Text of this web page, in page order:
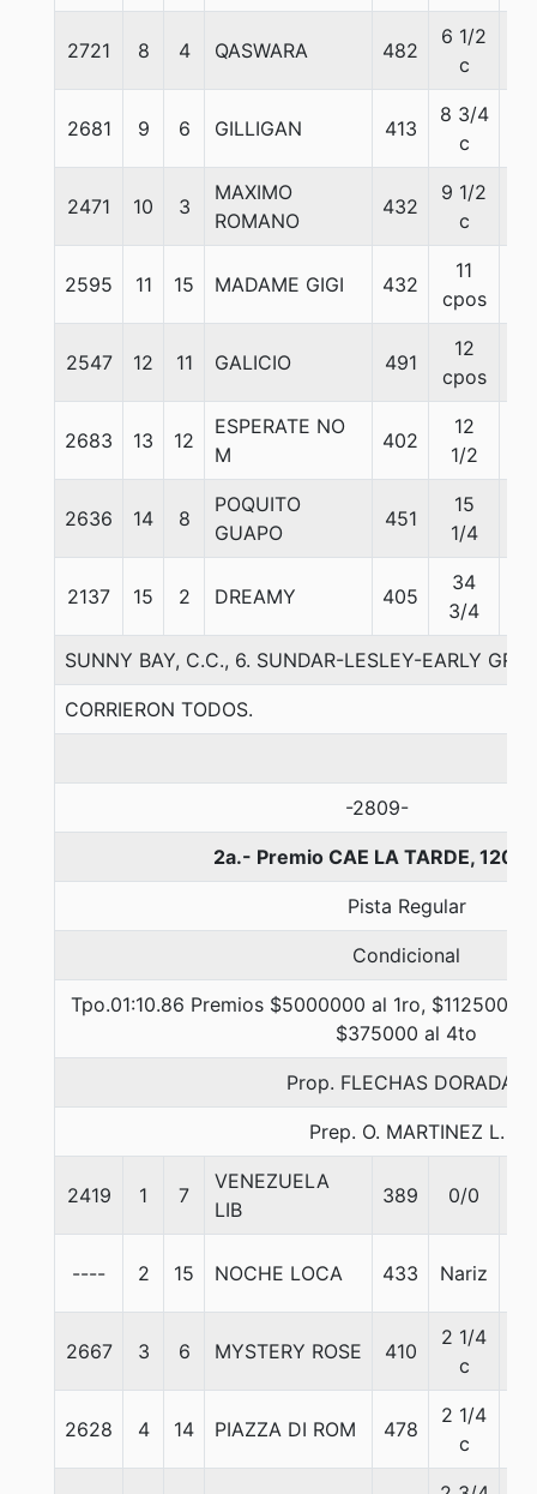
2721 8 4 QASWARA 482
6 1/2
c
2681 9 6 GILLIGAN 413
8 3/4
c
2471 10 3
MAXIMO
ROMANO
432
9 1/2
c
2595 11 15 MADAME GIGI 432
11
cpos
2547 12 11 GALICIO 491
12
cpos
2683 13 12
ESPERATE NO
M
402
12
1/2
2636 14 8
POQUITO
GUAPO
451
15
1/4
2137 15 2 DREAMY 405
34
3/4
SUNNY BAY, C.C., 6. SUNDAR-LESLEY-EARLY
CORRIERON TODOS.
-2809-
2a.- Premio CAE LA TARDE, 1200
Pista Regular
Condicional
Tpo.01:10.86 Premios $5000000 al 1ro, $1125000
$375000 al 4to
Prop. FLECHAS DORADAS
Prep. O. MARTINEZ L.
2419 1 7
VENEZUELA
LIB
389 0/0
---- 2 15 NOCHE LOCA 433 Nariz
2667 3 6 MYSTERY ROSE 410
2 1/4
c
2628 4 14 PIAZZA DI ROM 478
2 1/4
c